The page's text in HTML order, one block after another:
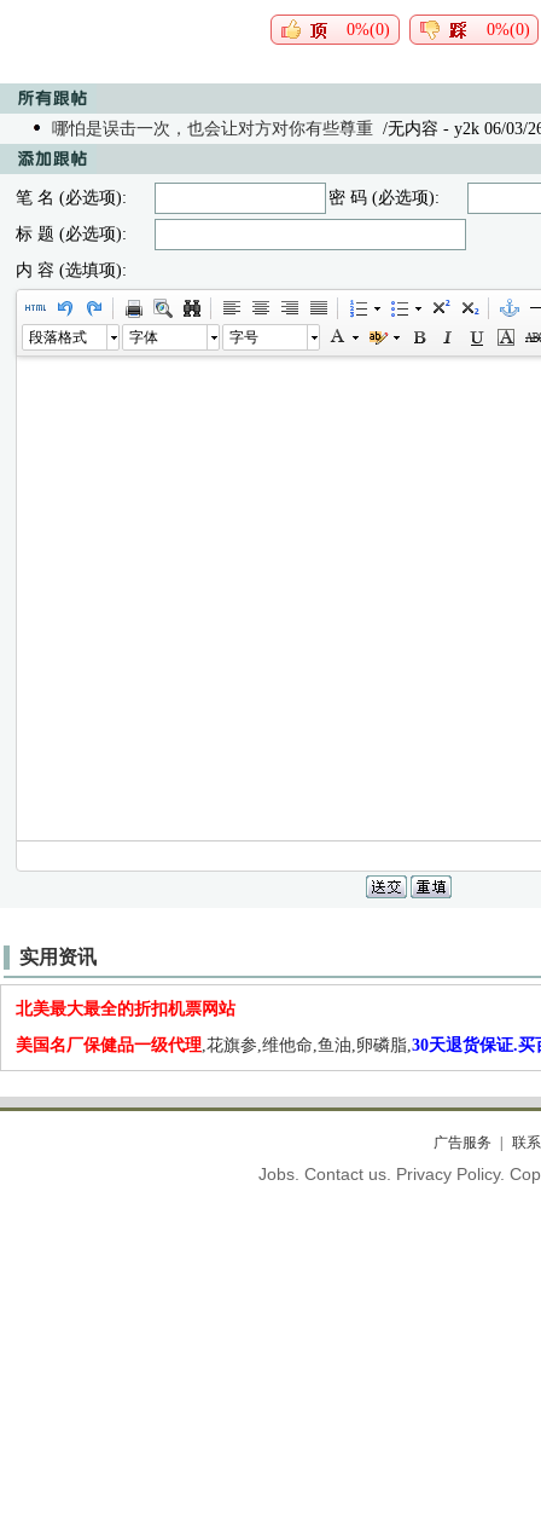
0%(0) 0%(0)
哪怕是误击一次，也会让对方对你有些尊重 /无内容 - y2k 06/03/
笔 名 (必选项):
密 码 (必选项):
标 题 (必选项):
内 容 (选填项):
段落格式 字体 字号
实用资讯
北美最大最全的折扣机票网站
美国名厂保健品一级代理,花旗参,维他命,鱼油,卵磷脂,30天退货保证.买
广告服务 联
Jobs. Contact us. Privacy Policy.